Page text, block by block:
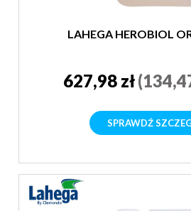
LAHEGA HEROBIOL
627,98 zł
SPRAWDŹ